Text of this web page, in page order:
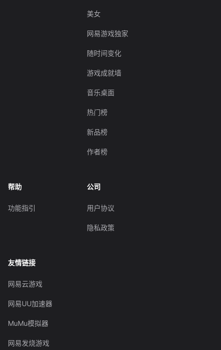
美女
网易游戏独家
随时间变化
游戏成就墙
音乐桌面
热门榜
新品榜
作者榜
帮助
功能指引
公司
用户协议
隐私政策
友情链接
网易云游戏
网易UU加速器
MuMu模拟器
网易发烧游戏